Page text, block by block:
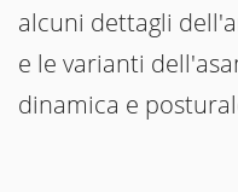
alcuni dettagli
e le varianti
dinamica e